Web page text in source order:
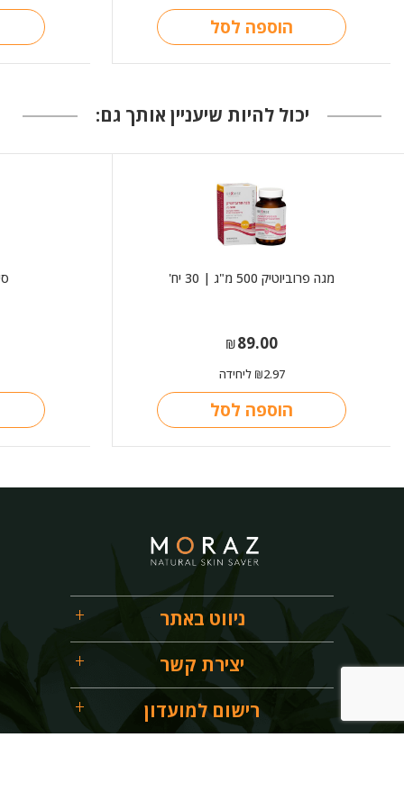
הוספה לסל
יכול להיות שיעניין אותך גם:
מגה פרוביוטיק 500 מ"ג | 30 יח'
₪89.00
₪2.97 ליחידה
הוספה לסל
ניווט באתר
יצירת קשר
054-9200313
רישום למועדון